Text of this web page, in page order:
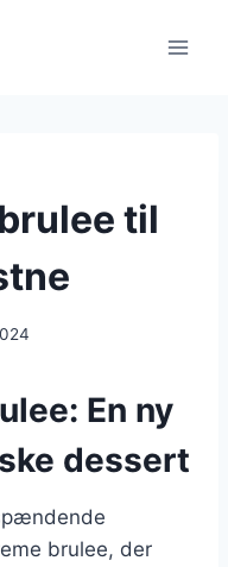
til
En ny
dessert
brulee, der